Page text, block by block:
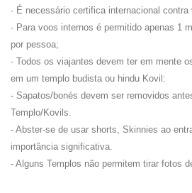
· É necessário certifica internacional
· Para voos internos é permitido apenas 1
por pessoa;
· Todos os viajantes devem ter em mente
em um templo budista ou hindu Kovil:
- Sapatos/bonés devem ser removidos
Templo/Kovils.
- Abster-se de usar shorts, Skinnies ao
importância significativa.
- Alguns Templos não permitem tirar fotos